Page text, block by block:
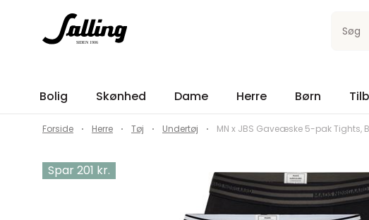
Søg
Bolig Skønhed Dame Herre Børn
Forside Herre Tøj Undertøj MN x JBS Gaveæske 5-pak Tights,
Spar 201 kr.